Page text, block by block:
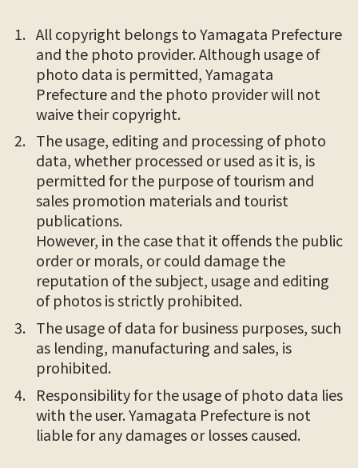
All copyright belongs to Yamagata Prefecture
and the photo provider. Although usage of
photo data is permitted, Yamagata
Prefecture and the photo provider will not
waive their copyright.
The usage, editing and processing of photo
data, whether processed or used as it is, is
permitted for the purpose of tourism and
sales promotion materials and tourist
publications.
However, in the case that it offends the public
order or morals, or could damage the
reputation of the subject, usage and editing
of photos is strictly prohibited.
The usage of data for business purposes, such
as lending, manufacturing and sales, is
prohibited.
Responsibility for the usage of photo data lies
with the user. Yamagata Prefecture is not
liable for any damages or losses caused.